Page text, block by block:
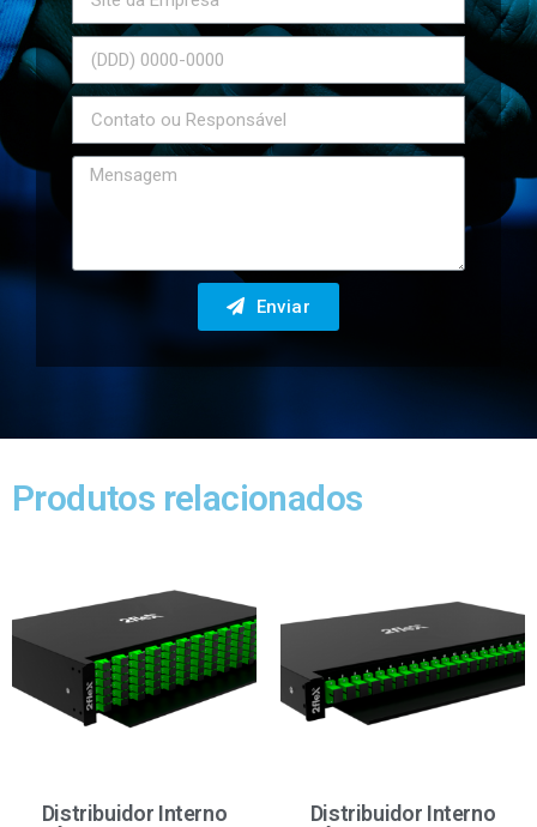
Enviar
Produtos relacionados
Distribuidor Interno
Distribuidor Interno